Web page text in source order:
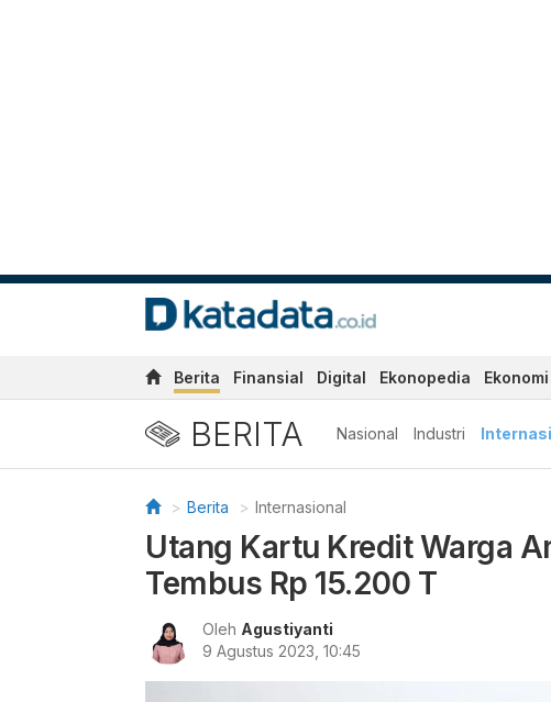
Berita Finansial Digital Ekonopedia
BERITA Nasional Industri
Berita Internasional
Utang Kartu Kredit Warga
Tembus Rp 15.200 T
Oleh Agustiyanti
9 Agustus 2023, 10:45